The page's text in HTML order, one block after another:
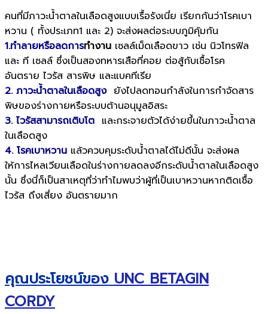
คนที่มีภาวะน้ำตาลในเลือดสูงแบบเรื้อรังเนี่ย เรียกกันว่าโรคเบา
หวาน ( ทั้งประเภท1 และ 2) จะส่งผลต่อระบบภูมิคุ้มกัน
1.ทำลายหรือลดการทำงาน เซลล์เม็ดเลือดขาว เช่น นิวโทรฟิล
และ ที เซลล์ ซึ่งเป็นสองทหารเสือที่คอย ต่อสู้กับเชื้อโรค
อันตราย ไวรัส สารพิษ และแบคทีเรีย
2. ภาวะน้ำตาลในเลือดสูง ยังไปลดทอนกำลังในการกำจัดสาร
พิษของร่างกายหรือระบบต้านอนุมูลอิสระ
3. ไวรัสสามารถเติบโต และกระจายตัวได้ง่ายขึ้นในภาวะน้ำตาล
ในเลือดสูง
4. โรคเบาหวาน แล้วควบคุมระดับน้ำตาลได้ไม่ดีนั้น จะส่งผล
ให้การไหลเวียนเลือดในร่างกายลดลงอีกระดับน้ำตาลในเลือดสูง
นั้น ซึ่งนี่ก็เป็นสาเหตุที่ว่าทำไมพบว่าผู้ที่เป็นเบาหวานหากติดเชื้อ
ไวรัส ถึงเสี่ยง อันตรายมาก
คุณประโยชน์ของ UNC BETAGIN
CORDY